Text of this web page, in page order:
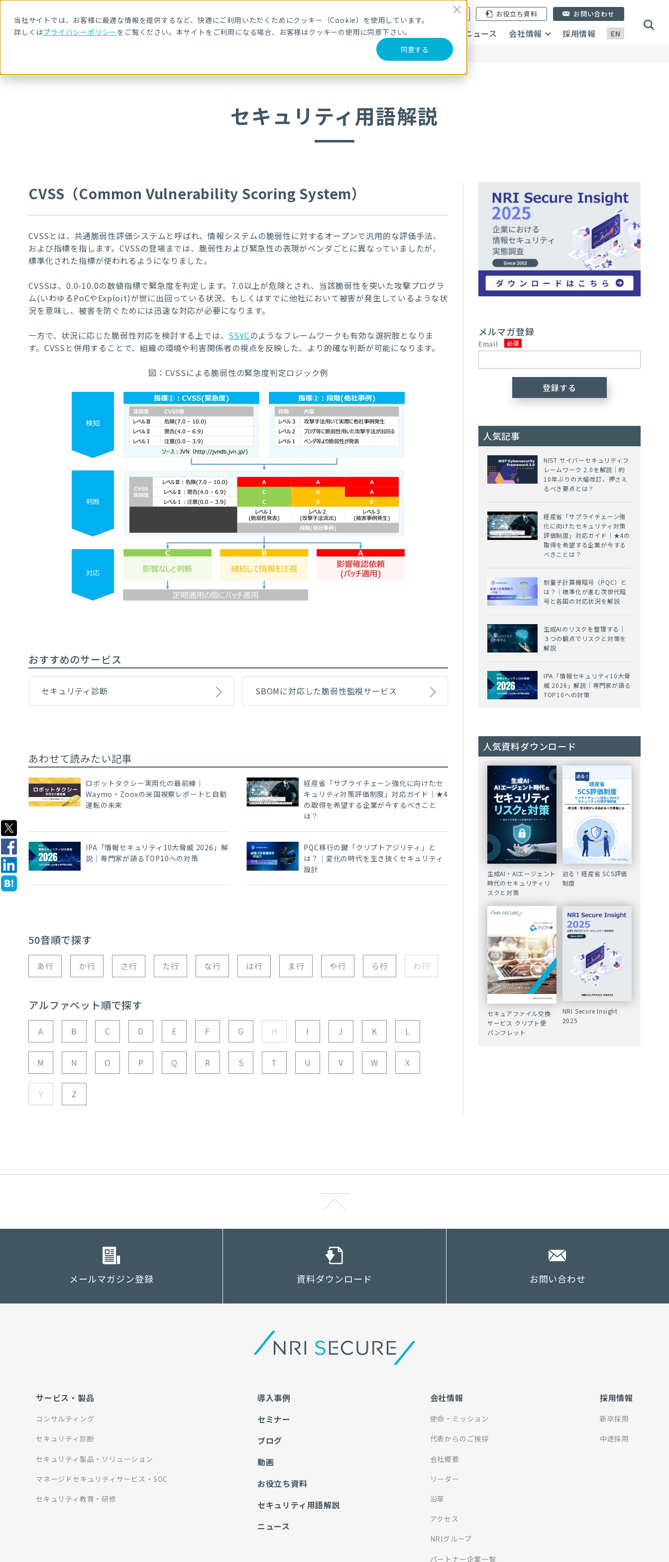
当社サイトでは、お客様に最適な情報を提供するなど、快適にご利用いただくためにクッキー（Cookie）を使用しています。
詳しくはプライバシーポリシーをご覧ください。本サイトをご利用になる場合、お客様はクッキーの使用に同意下さい。
同意する
EN
メールマガジン登録 お役立ち資料
サービス・製品 導入事例 セミナー ブログ ニュース 会社情報 採用情報
お問い合わせ
セキュリティ用語解説
CVSS（Common Vulnerability Scoring System）
CVSSとは、共通脆弱性評価システムと呼ばれ、 情報システムの脆弱性に対するオープンで汎用的な評価手法、
および指標を指します。CVSSの登場までは、脆弱性および緊急性の表現がベンダごとに異なっていましたが、
標準化された指標が使われるようになりました。
CVSSは、0.0-10.0の数値指標で緊急度を判定します。7.0以上が危険とされ、当該脆弱性を突いた攻撃プログラ
ム(いわゆるPoCやExploit)が世に出回っている状況、もしくはすでに他社において被害が発生しているような状
況を意味し、被害を防ぐためには迅速な対応が必要になります。
一方で、状況に応じた脆弱性対応を検討する上では、 SSVCのようなフレームワークも有効な選択肢となりま
す。CVSSと併用することで、組織の環境や利害関係者の視点を反映した、より的確な判断が可能になります。
図： CVSSによる脆弱性の緊急度判定ロジック例
おすすめのサービス
セキュリティ診断 SBOMに対応した脆弱性監視サービス
あわせて読みたい記事
ロボットタクシー実用化の最前線｜
Waymo・Zooxの米国視察レポートと自動
運転の未来
経産省「サプライチェーン強化に向けたセ
キュリティ対策評価制度」対応ガイド｜★4
の取得を希望する企業が今するべきこと
は？
IPA「情報セキュリティ10大脅威 2026」解
説｜専門家が語るTOP10への対策
PQC移行の鍵「クリプトアジリティ」と
は？｜変化の時代を生き抜くセキュリティ
設計
50音順で探す
あ行 か行 さ行 た行 な行 は行 ま行 や行 ら行 わ行
アルファベット順で探す
A B C D E F G H I J K L
M N O P Q R S T U V W X
Y Z
メルマガ登録
Email
人気記事
NIST サイバーセキュリティフ
レームワーク 2.0を解説｜約
10年ぶりの大幅改訂、押さえ
るべき要点とは？
経産省「サプライチェーン強
化に向けたセキュリティ対策
評価制度」対応ガイド｜★4の
取得を希望する企業が今する
べきことは？
耐量子計算機暗号（PQC）と
は？｜標準化が進む次世代暗
号と各国の対応状況を解説
生成AIのリスクを整理する｜
３つの観点でリスクと対策を
解説
IPA「情報セキュリティ10大脅
威 2026」解説｜専門家が語る
TOP10への対策
人気資料ダウンロード
生成AI・AIエージェント
時代のセキュリティリ
スクと対策
迫る！経産省 SCS評価
制度
セキュアファイル交換
サービス クリプト便
パンフレット
NRI Secure Insight
2025
メールマガジン登録 資料ダウンロード お問い合わせ
サービス・製品
コンサルティング
セキュリティ診断
セキュリティ製品・ソリューション
マネージドセキュリティサービス・SOC
セキュリティ教育・研修
導入事例
セミナー
ブログ
動画
お役立ち資料
セキュリティ用語解説
ニュース
会社情報
使命・ミッション
代表からのご挨拶
会社概要
リーダー
沿革
アクセス
NRIグループ
パートナー企業一覧
採用情報
新卒採用
中途採用